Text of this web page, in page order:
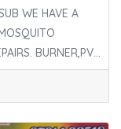
WE HAVE A
BURNER,PVC